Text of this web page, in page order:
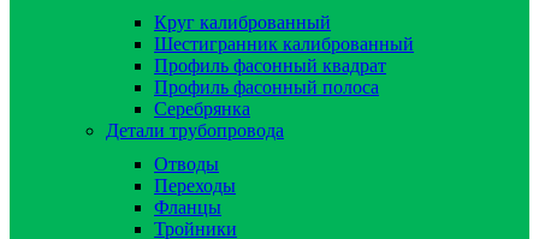
Круг калиброванный
Шестигранник калиброванный
Профиль фасонный квадрат
Профиль фасонный полоса
Серебрянка
Детали трубопровода
Отводы
Переходы
Фланцы
Тройники